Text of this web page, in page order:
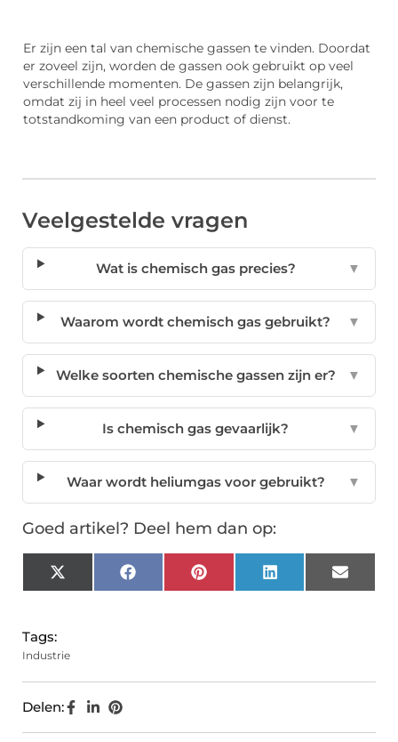
Er zijn een tal van chemische gassen te vinden. Doordat
er zoveel zijn, worden de gassen ook gebruikt op veel
verschillende momenten. De gassen zijn belangrijk,
omdat zij in heel veel processen nodig zijn voor te
totstandkoming van een product of dienst.
Veelgestelde vragen
Wat is chemisch gas precies? ▼
Waarom wordt chemisch gas gebruikt? ▼
Welke soorten chemische gassen zijn er? ▼
Is chemisch gas gevaarlijk? ▼
Waar wordt heliumgas voor gebruikt? ▼
Goed artikel? Deel hem dan op:
X
(Twitter)
FacebookPinterest LinkedIn Email
Tags:
Industrie
Delen: